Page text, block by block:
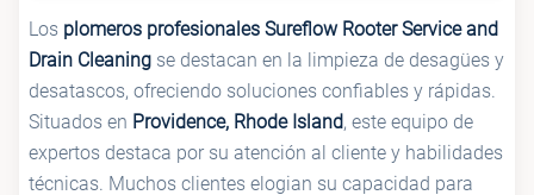
Los plomeros profesionales Sureflow Rooter Service and
Drain Cleaning se destacan en la limpieza de desagües y
desatascos, ofreciendo soluciones confiables y rápidas.
Situados en Providence, Rhode Island, este equipo de
expertos destaca por su atención al cliente y habilidades
técnicas. Muchos clientes elogian su capacidad para